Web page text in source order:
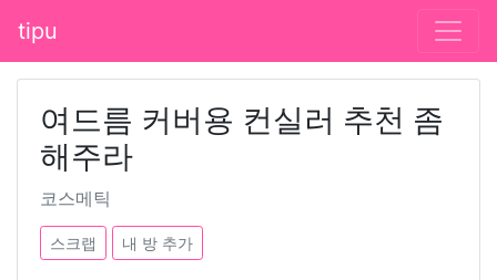
tipu
여드름 커버용 컨실러 추천 좀
해주라
코스메틱
스크랩 내 방 추가